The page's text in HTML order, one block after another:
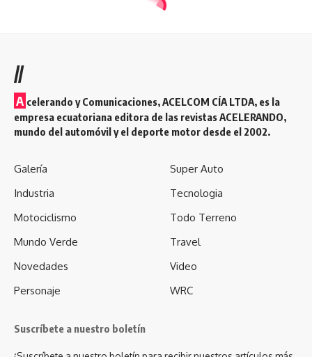
//
A celerando y Comunicaciones, ACELCOM CÍA LTDA, es la
empresa ecuatoriana editora de las revistas ACELERANDO,
mundo del automóvil y el deporte motor desde el 2002.
Galería
Industria
Motociclismo
Mundo Verde
Novedades
Personaje
Super Auto
Tecnologia
Todo Terreno
Travel
Video
WRC
Suscríbete a nuestro boletín